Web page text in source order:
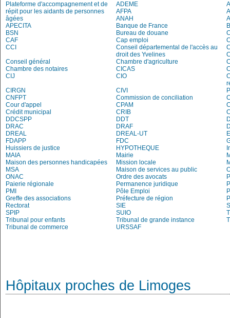
Plateforme d'accompagnement et de
répit pour les aidants de personnes
âgées
ADEME
AFPA
ANAH
APECITA
Banque de France
BSN
Bureau de douane
CAF
Cap emploi
CCI
Conseil départemental de l'accès au
droit des Yvelines
Conseil général
Chambre d'agriculture
Chambre des notaires
CICAS
CIJ
CIO
CIRGN
CIVI
CNFPT
Commission de conciliation
Cour d'appel
CPAM
Crédit municipal
CRIB
DDCSPP
DDT
DRAC
DRAF
DREAL
DREAL-UT
FDAPP
FDC
Huissiers de justice
HYPOTHEQUE
MAIA
Mairie
Maison des personnes handicapées
Mission locale
MSA
Maison de services au public
ONAC
Ordre des avocats
Paierie régionale
Permanence juridique
PMI
Pôle Emploi
Greffe des associations
Préfecture de région
Rectorat
SIE
SPIP
SUIO
Tribunal pour enfants
Tribunal de grande instance
Tribunal de commerce
URSSAF
Hôpitaux proches de Limoges